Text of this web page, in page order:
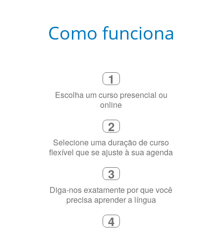
1
Escolha um curso presencial ou
online
2
Selecione uma duração de curso
flexível que se ajuste à sua agenda
3
Diga-nos exatamente por que você
precisa aprender a língua